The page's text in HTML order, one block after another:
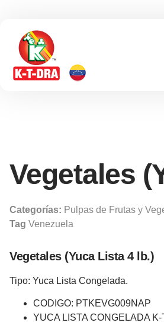
Vegetales
Categorías: Pulpas de Frutas y
Tag Venezuela
Vegetales (Yuca Lista 4 lb.)
Tipo: Yuca Lista Congelada.
CODIGO: PTKEVG009NAP
YUCA LISTA CONGELADA K-